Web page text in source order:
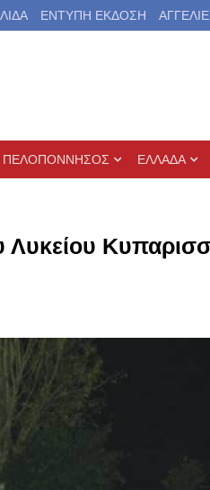
ΕΝΤΥΠΗ ΕΚΔΟΣΗ
ΠΕΛΟΠΟΝΝΗΣΟΣ ΕΛΛΑΔΑ
Λυκείου